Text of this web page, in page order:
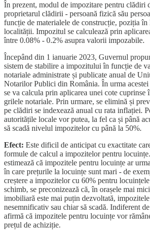
În prezent, modul de impozitare pentru clădiri
proprietarul clădirii - persoană fizică său
funcție de materialele de construcție, poziția în
localității. Impozitul se calculează prin
între 0.08% - 0.2% asupra valorii impozabile.
Începând din 1 ianuarie 2023, Guvernul
sistem de stabilire a impozitului în funcție de
notariale administrate și publicate anual de
Notarilor Publici din România. În urma
se va calcula prin aplicarea unei cote cuprinse
grilele notariale. Prin urmare, se elimină și
pe clădiri se indexează anual cu rata inflației.
autoritățile locale vor putea, la fel ca și până
să scadă nivelul impozitelor cu până la 50%.
Efect: Este dificil de anticipat cu exactitate
formule de calcul a impozitelor pentru
estimează că impozitele pentru locuințe ar
în care prețurile la locuințe sunt mari - de
creștere a impozitelor cu 60% pentru
schimb, se preconizează că, în orașele mai
imobiliară este mai puțin dezvoltată, impozitele
nesemnificativ sau chiar să scadă. Indiferent
afirmă că impozitele pentru locuințe vor
prețul de achiziție.